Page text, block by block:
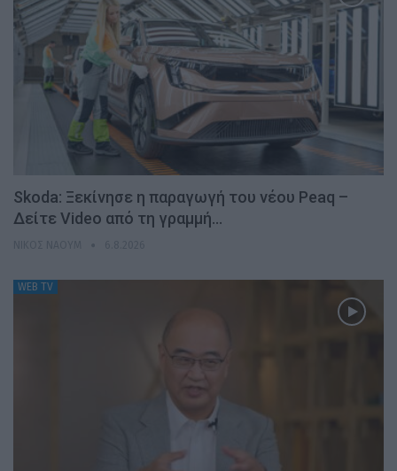
Skoda: Ξεκίνησε η παραγωγή του νέου Peaq –
Δείτε Video από τη γραμμή…
WEB TV